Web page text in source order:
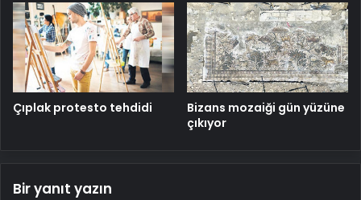
Çıplak protesto tehdidi
Bizans mozaiği gün yüzüne
çıkıyor
Bir yanıt yazın